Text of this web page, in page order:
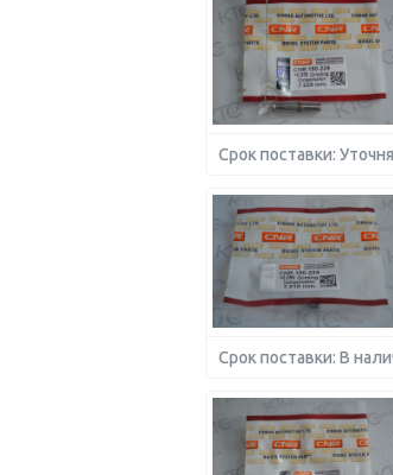
Срок поставки:
Срок поставки: В